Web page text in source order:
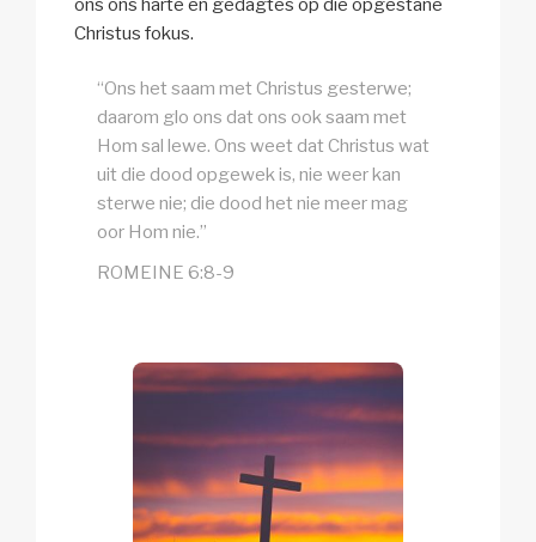
ons ons harte en gedagtes op die opgestane
Christus fokus.
“Ons het saam met Christus gesterwe;
daarom glo ons dat ons ook saam met
Hom sal lewe. Ons weet dat Christus wat
uit die dood opgewek is, nie weer kan
sterwe nie; die dood het nie meer mag
oor Hom nie.”
ROMEINE 6:8-9